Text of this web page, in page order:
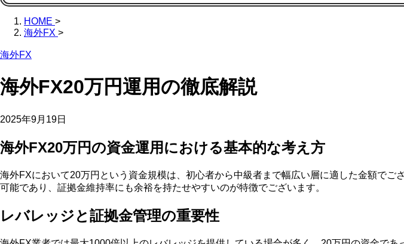
HOME >
海外FX >
海外FX
海外FX20万円運用の徹底解説
2025年9月19日
海外FX20万円の資金運用における基本的な考え方
海外FXにおいて20万円という資金規模は、初心者から中級者まで幅広い層に適した金額で
可能であり、証拠金維持率にも余裕を持たせやすいのが特徴でございます。
レバレッジと証拠金管理の重要性